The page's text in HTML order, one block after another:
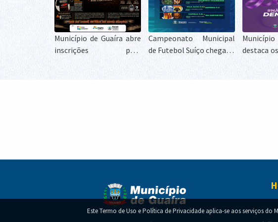
Município de Guaíra abre
inscrições para
Campeonato Municipal
de Futebol Suíço chega às
destaca
Homenagem em
Pais e valoriza servidores
Este Termo de Uso e Política de Privacidade aplica-se aos serviços